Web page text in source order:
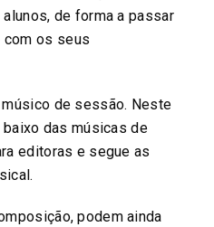
de forma a passar
com os seus
músico de sessão. Neste
das músicas de
editoras e segue as
podem ainda